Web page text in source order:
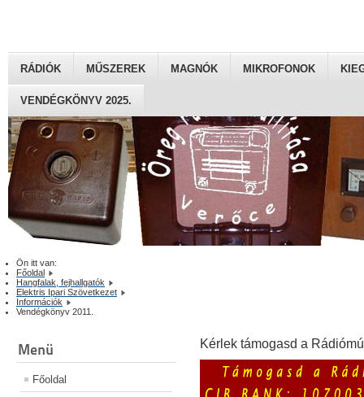
RÁDIÓK MŰSZEREK MAGNÓK MIKROFONOK
VENDÉGKÖNYV 2025.
Ön itt van:
Főoldal
Hangfalak, fejhallgatók
Elektris Ipari Szövetkezet
Információk
Vendégkönyv 2011.
Menü
Főoldal
Kérlek támogasd a